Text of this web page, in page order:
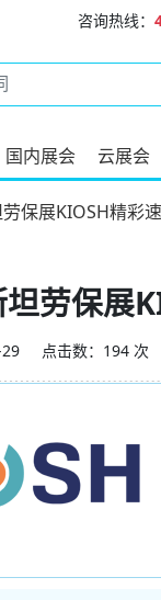
咨询热线：
国内展会 云展会
保展KIOSH精彩速
劳保展
点击数：194 次